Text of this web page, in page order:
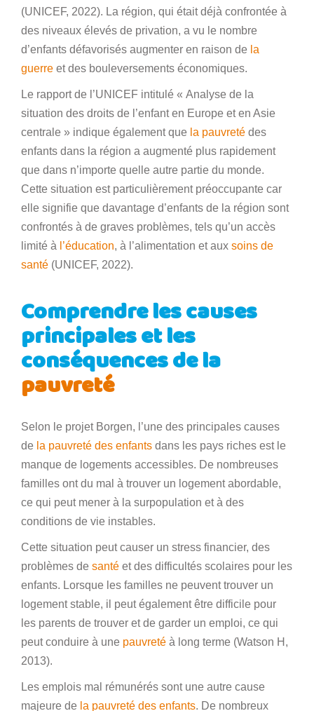
(UNICEF, 2022). La région, qui était déjà confrontée à
des niveaux élevés de privation, a vu le nombre
d’enfants défavorisés augmenter en raison de la
guerre et des bouleversements économiques.
Le rapport de l’UNICEF intitulé « Analyse de la
situation des droits de l’enfant en Europe et en Asie
centrale » indique également que la pauvreté des
enfants dans la région a augmenté plus rapidement
que dans n’importe quelle autre partie du monde.
Cette situation est particulièrement préoccupante car
elle signifie que davantage d’enfants de la région sont
confrontés à de graves problèmes, tels qu’un accès
limité à l’éducation, à l’alimentation et aux soins de
santé (UNICEF, 2022).
Comprendre les causes
principales et les
conséquences de la
pauvreté
Selon le projet Borgen, l’une des principales causes
de la pauvreté des enfants dans les pays riches est le
manque de logements accessibles. De nombreuses
familles ont du mal à trouver un logement abordable,
ce qui peut mener à la surpopulation et à des
conditions de vie instables.
Cette situation peut causer un stress financier, des
problèmes de santé et des difficultés scolaires pour les
enfants. Lorsque les familles ne peuvent trouver un
logement stable, il peut également être difficile pour
les parents de trouver et de garder un emploi, ce qui
peut conduire à une pauvreté à long terme (Watson H,
2013).
Les emplois mal rémunérés sont une autre cause
majeure de la pauvreté des enfants. De nombreux